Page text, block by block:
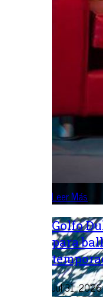
Leer Más
Golfo
para
Jul 31, 2026